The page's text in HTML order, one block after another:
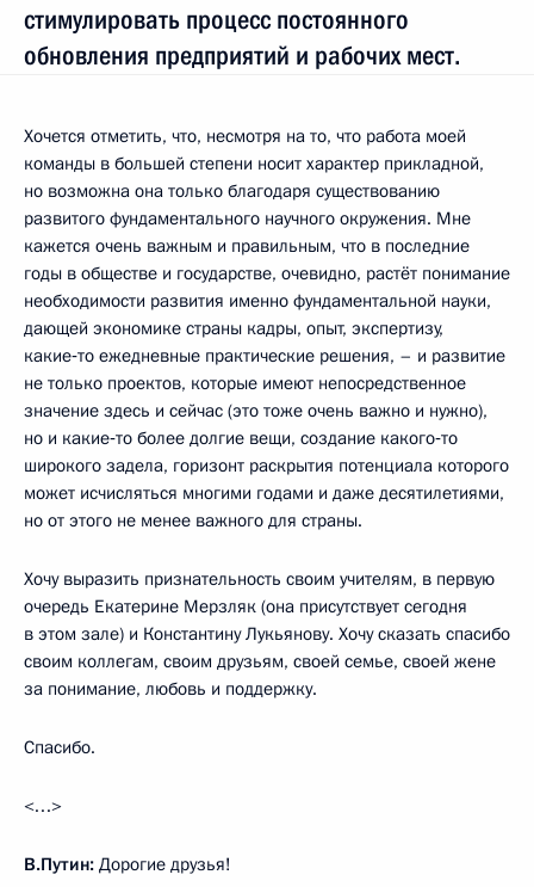
стимулировать процесс постоянного
обновления предприятий и рабочих мест.
Хочется отметить, что, несмотря на то, что работа моей
команды в большей степени носит характер прикладной,
но возможна она только благодаря существованию
развитого фундаментального научного окружения. Мне
кажется очень важным и правильным, что в последние
годы в обществе и государстве, очевидно, растёт понимание
необходимости развития именно фундаментальной науки,
дающей экономике страны кадры, опыт, экспертизу,
какие‑то ежедневные практические решения, – и развитие
не только проектов, которые имеют непосредственное
значение здесь и сейчас (это тоже очень важно и нужно),
но и какие‑то более долгие вещи, создание какого‑то
широкого задела, горизонт раскрытия потенциала которого
может исчисляться многими годами и даже десятилетиями,
но от этого не менее важного для страны.
Хочу выразить признательность своим учителям, в первую
очередь Екатерине Мерзляк (она присутствует сегодня
в этом зале) и Константину Лукьянову. Хочу сказать спасибо
своим коллегам, своим друзьям, своей семье, своей жене
за понимание, любовь и поддержку.
Спасибо.
<…>
В.Путин: Дорогие друзья!